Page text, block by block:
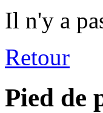
Il n'y a
Retour
Pied de